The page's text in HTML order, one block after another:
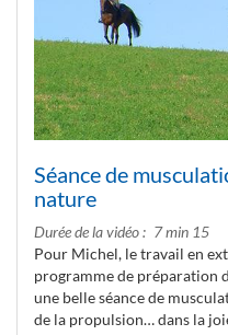
Séance de
nature
Durée de la vidéo
7 min 15
Pour Michel, le travail en
programme de préparation
une belle séance de
de la propulsion… dans la